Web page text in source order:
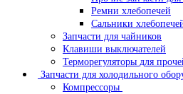
Ремни хлебопечей
Сальники
Запчасти для чайников
Клавиши выключателей
Терморегуляторы для
Запчасти для холодильного
Компрессоры